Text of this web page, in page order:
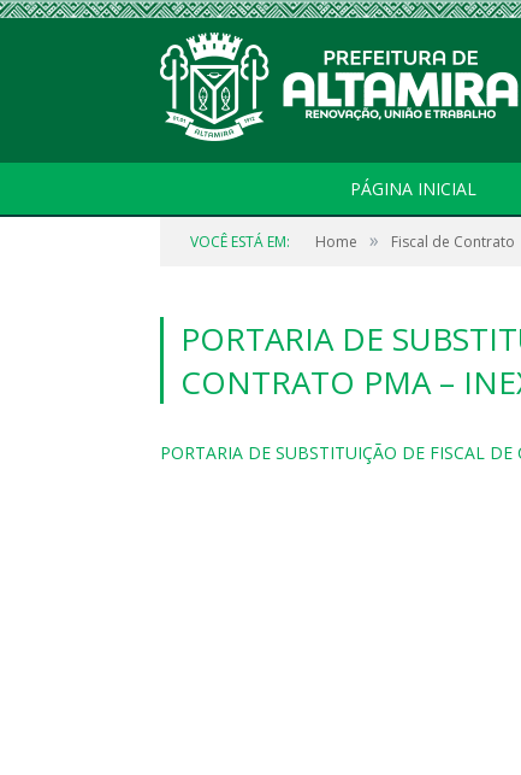
PÁGINA INICIAL
VOCÊ ESTÁ EM: Home » Fiscal de Contrato
PORTARIA DE
CONTRATO PMA –
PORTARIA DE SUBSTITUIÇÃO DE FISCAL